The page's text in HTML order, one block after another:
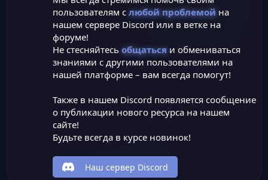
пользователям с любой проблемойна
нашем сервере Discord или в ветке на
форуме!
Не стесняйтесь общатьсяи обмениваться
знаниями с другими пользователями на
нашей платформе – вам всегда помогут!
Также в нашем Discord появляется сообщение
о публикации нового ресурса на нашем
сайте!
Будьте всегда в курсе новинок!
Наш сервер Discord